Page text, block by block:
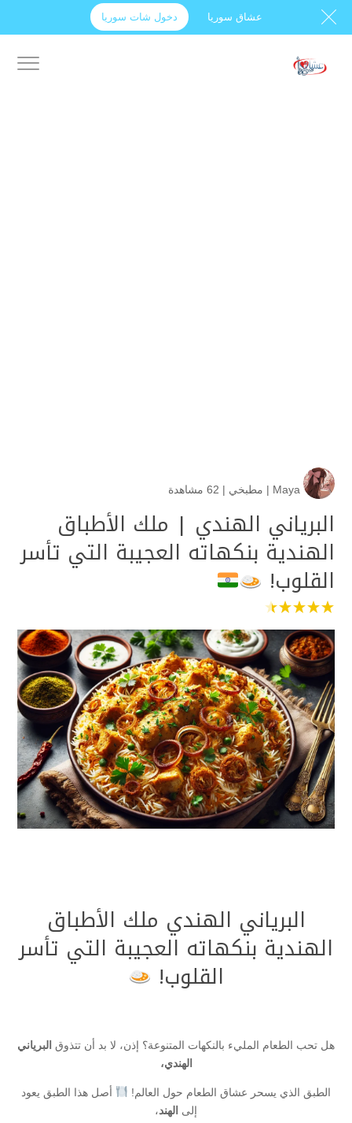
عشاق سوريا دخول شات سوريا
Maya
| مطبخي | 62 مشاهدة
البرياني الهندي | ملك الأطباق
الهندية بنكهاته العجيبة التي تأسر
القلوب!
البرياني الهندي ملك الأطباق
الهندية بنكهاته العجيبة التي تأسر
القلوب!
هل تحب الطعام المليء بالنكهات المتنوعة؟ إذن، لا بد أن تتذوق البرياني
الهندي،
الطبق الذي يسحر عشاق الطعام حول العالم!
أصل هذا الطبق يعود
إلى الهند،